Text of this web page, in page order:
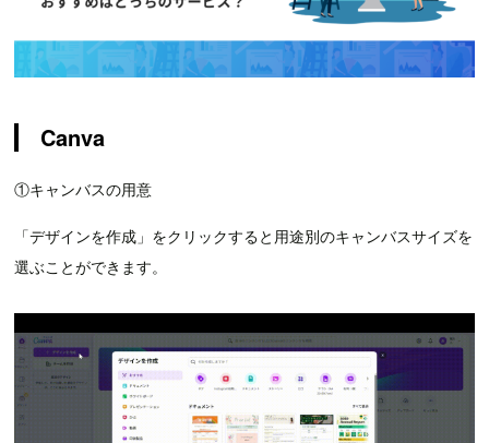
Canva
①キャンバスの用意
「デザインを作成」をクリックすると用途別のキャンバスサイズを
選ぶことができます。